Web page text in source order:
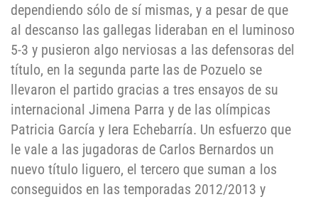
dependiendo sólo de sí mismas, y a pesar de que
al descanso las gallegas lideraban en el luminoso
5-3 y pusieron algo nerviosas a las defensoras del
título, en la segunda parte las de Pozuelo se
llevaron el partido gracias a tres ensayos de su
internacional Jimena Parra y de las olímpicas
Patricia García y Iera Echebarría. Un esfuerzo que
le vale a las jugadoras de Carlos Bernardos un
nuevo título liguero, el tercero que suman a los
conseguidos en las temporadas 2012/2013 y